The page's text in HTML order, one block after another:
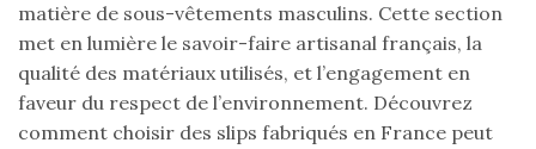
matière de sous-vêtements masculins. Cette section
met en lumière le savoir-faire artisanal français, la
qualité des matériaux utilisés, et l’engagement en
faveur du respect de l’environnement. Découvrez
comment choisir des slips fabriqués en France peut